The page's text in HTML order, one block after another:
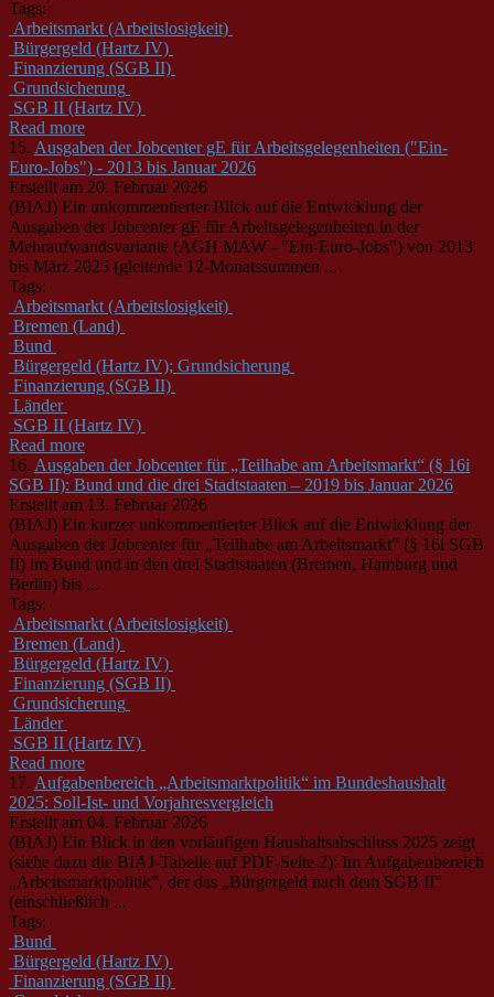
Tags:
Arbeitsmarkt (Arbeitslosigkeit)
Bürgergeld (Hartz IV)
Finanzierung (SGB II)
Grundsicherung
SGB II (Hartz IV)
Read more
15. Ausgaben der Jobcenter gE für Arbeitsgelegenheiten ("Ein-
Euro-Jobs") - 2013 bis Januar 2026
Erstellt am 20. Februar 2026
(BIAJ) Ein unkommentierter Blick auf die Entwicklung der
Ausgaben der Jobcenter gE für Arbeitsgelegenheiten in der
Mehraufwandsvariante (AGH MAW - "Ein-Euro-Jobs") von 2013
bis März 2025 (gleitende 12-Monatssummen ...
Tags:
Arbeitsmarkt (Arbeitslosigkeit)
Bremen (Land)
Bund
Bürgergeld (Hartz IV); Grundsicherung
Finanzierung (SGB II)
Länder
SGB II (Hartz IV)
Read more
16. Ausgaben der Jobcenter für „Teilhabe am Arbeitsmarkt“ (§ 16i
SGB II): Bund und die drei Stadtstaaten – 2019 bis Januar 2026
Erstellt am 13. Februar 2026
(BIAJ) Ein kurzer unkommentierter Blick auf die Entwicklung der
Ausgaben der Jobcenter für „Teilhabe am Arbeitsmarkt“ (§ 16i SGB
II) im Bund und in den drei Stadtstaaten (Bremen, Hamburg und
Berlin) bis ...
Tags:
Arbeitsmarkt (Arbeitslosigkeit)
Bremen (Land)
Bürgergeld (Hartz IV)
Finanzierung (SGB II)
Grundsicherung
Länder
SGB II (Hartz IV)
Read more
17. Aufgabenbereich „Arbeitsmarktpolitik“ im Bundeshaushalt
2025: Soll-Ist- und Vorjahresvergleich
Erstellt am 04. Februar 2026
(BIAJ) Ein Blick in den vorläufigen Haushaltsabschluss 2025 zeigt
(siehe dazu die BIAJ-Tabelle auf PDF-Seite 2): Im Aufgabenbereich
„Arbeitsmarktpolitik“, der das „Bürgergeld nach dem SGB II“
(einschließlich ...
Tags:
Bund
Bürgergeld (Hartz IV)
Finanzierung (SGB II)